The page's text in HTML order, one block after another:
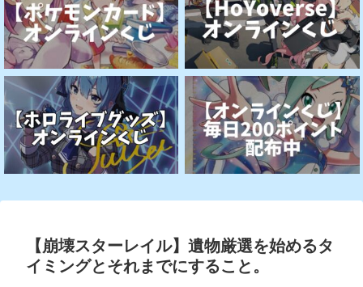
【崩壊スターレイル】遺物厳選を始めるタ
イミングとそれまでにすること。